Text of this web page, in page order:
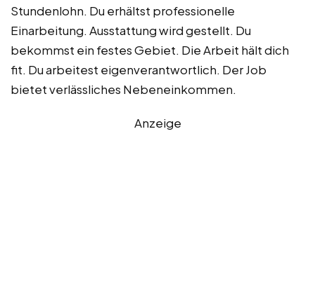
Stundenlohn. Du erhältst professionelle
Einarbeitung. Ausstattung wird gestellt. Du
bekommst ein festes Gebiet. Die Arbeit hält dich
fit. Du arbeitest eigenverantwortlich. Der Job
bietet verlässliches Nebeneinkommen.
Anzeige